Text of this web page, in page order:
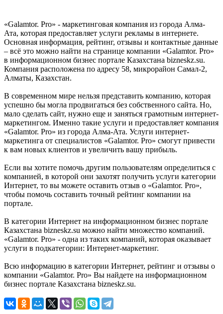
«Galamtor. Pro» - маркетинговая компания из города Алма-
Ата, которая предоставляет услуги рекламы в интернете.
Основная информация, рейтинг, отзывы и контактные данные
– всё это можно найти на странице компании «Galamtor. Pro»
в информационном бизнес портале Казахстана bizneskz.su.
Компания расположена по адресу 58, микрорайон Самал-2,
Алматы, Казахстан.
В современном мире нельзя представить компанию, которая
успешно бы могла продвигаться без собственного сайта. Но,
мало сделать сайт, нужно еще и заняться грамотным интернет-
маркетингом. Именно такие услуги и предоставляет компания
«Galamtor. Pro» из города Алма-Ата. Услуги интернет-
маркетинга от специалистов «Galamtor. Pro» смогут привести
к вам новых клиентов и увеличить вашу прибыль.
Если вы хотите помочь другим пользователям определиться с
компанией, в которой они захотят получить услуги категории
Интернет, то вы можете оставить отзыв о «Galamtor. Pro»,
чтобы помочь составить точный рейтинг компании на
портале.
В категории Интернет на информационном бизнес портале
Казахстана bizneskz.su можно найти множество компаний.
«Galamtor. Pro» - одна из таких компаний, которая оказывает
услуги в подкатегории: Интернет-маркетинг.
Всю информацию в категории Интернет, рейтинг и отзывы о
компании «Galamtor. Pro» Вы найдете на информационном
бизнес портале Казахстана bizneskz.su.